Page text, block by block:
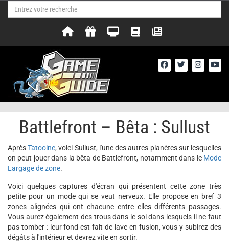
Battlefront – Bêta : Sullust
AprèsTatooine, voici Sullust, l'une des autres planètes sur lesquelles
on peut jouer dans la bêta de Battlefront, notamment dans le Mode
Largage de zone.
Voici quelques captures d'écran qui présentent cette zone très
petite pour un mode qui se veut nerveux. Elle propose en bref 3
zones alignées qui ont chacune entre elles différents passages.
Vous aurez également des trous dans le sol dans lesquels il ne faut
pas tomber : leur fond est fait de lave en fusion, vous y subirez des
dégâts à l'intérieur et devrez vite en sortir.